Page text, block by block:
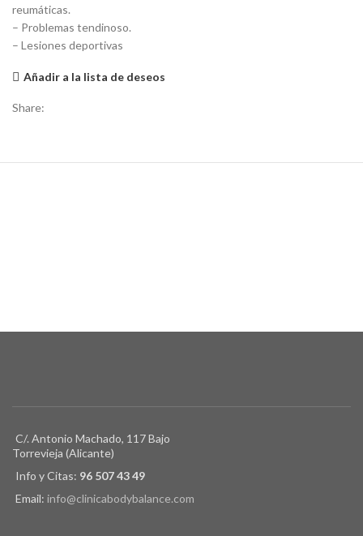
reumáticas.
– Problemas tendinoso.
– Lesiones deportivas
Añadir a la lista de deseos
Share:
C/. Antonio Machado, 117 Bajo
Torrevieja (Alicante)
Info y Citas: 96 507 43 49
Email: info@clinicabodybalance.com